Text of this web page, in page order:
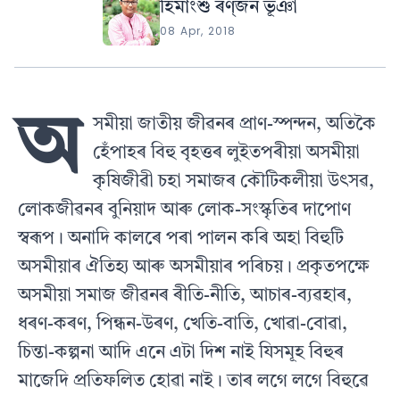
হিমাংশু ৰণ্‌জন ভূঞা
08 Apr, 2018
অ
সমীয়া জাতীয় জীৱনৰ প্রাণ-স্পন্দন, অতিকৈ
হেঁপাহৰ বিহু বৃহত্তৰ লুইতপৰীয়া অসমীয়া
কৃষিজীৱী চহা সমাজৰ কৌটিকলীয়া উৎসৱ,
লােকজীৱনৰ বুনিয়াদ আৰু লােক-সংস্কৃতিৰ দাপােণ
স্বৰূপ। অনাদি কালৰে পৰা পালন কৰি অহা বিহুটি
অসমীয়াৰ ঐতিহ্য আৰু অসমীয়াৰ পৰিচয়। প্রকৃতপক্ষে
অসমীয়া সমাজ জীৱনৰ ৰীতি-নীতি, আচাৰ-ব্যৱহাৰ,
ধৰণ-কৰণ, পিন্ধন-উৰণ, খেতি-বাতি, খােৱা-বােৱা,
চিন্তা-কল্পনা আদি এনে এটা দিশ নাই যিসমূহ বিহুৰ
মাজেদি প্রতিফলিত হােৱা নাই। তাৰ লগে লগে বিহুৱে